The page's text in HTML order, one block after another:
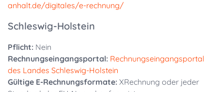
anhalt.de/digitales/e-rechnung/
Schleswig-Holstein
Pflicht: Nein
Rechnungseingangsportal: Rechnungseingangsportal
des Landes Schleswig-Holstein
Gültige E-Rechnungsformate: XRechnung oder jeder